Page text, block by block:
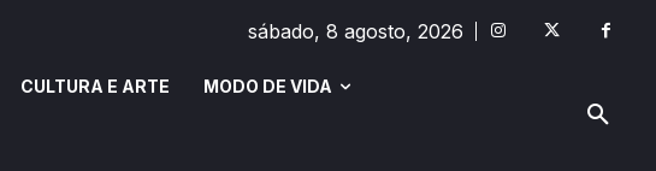
sábado, 8 agosto, 2026
CULTURA E ARTE MODO DE VIDA